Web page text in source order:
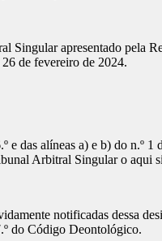
Singular apresentado pela
de fevereiro de 2024.
e das alíneas a) e b) do n.º
Arbitral Singular o aqui
notificadas dessa
do Código Deontológico.